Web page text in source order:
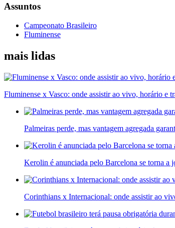
Assuntos
Campeonato Brasileiro
Fluminense
mais lidas
Fluminense x Vasco: onde assistir ao vivo, horário e
Palmeiras perde, mas vantagem agregada
Kerolin é anunciada pelo Barcelona se torna a
Corinthians x Internacional: onde assistir ao